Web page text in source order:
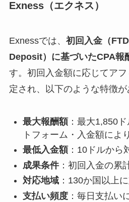
Exness（エクネス）
Exnessでは、 初回入金（
Deposit）に基づいたCPA報
す。初回入金額に応じてア
定され、以下のような特徴が
最大報酬額：最大1,850
トフォーム・入金額によ
最低入金額：10ドルから
成果条件：初回入金の累
対応地域：130か国以上
支払い頻度：毎日支払い